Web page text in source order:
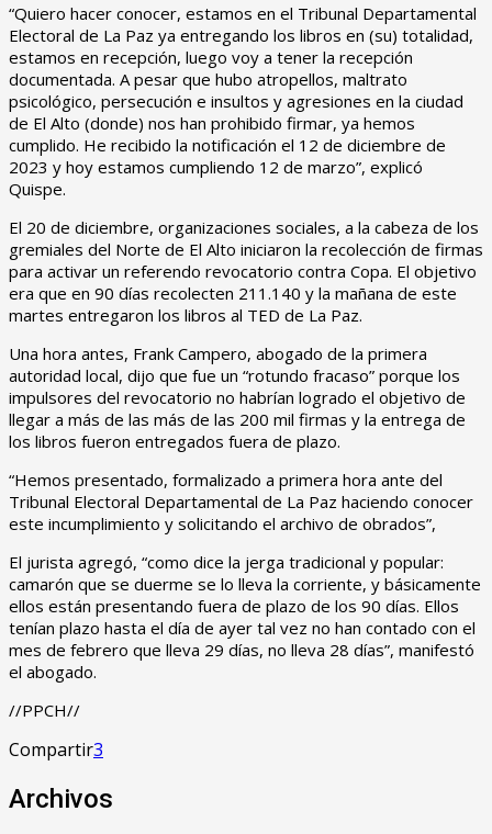
“Quiero hacer conocer, estamos en el Tribunal Departamental
Electoral de La Paz ya entregando los libros en (su) totalidad,
estamos en recepción, luego voy a tener la recepción
documentada. A pesar que hubo atropellos, maltrato
psicológico, persecución e insultos y agresiones en la ciudad
de El Alto (donde) nos han prohibido firmar, ya hemos
cumplido. He recibido la notificación el 12 de diciembre de
2023 y hoy estamos cumpliendo 12 de marzo”, explicó
Quispe.
El 20 de diciembre, organizaciones sociales, a la cabeza de los
gremiales del Norte de El Alto iniciaron la recolección de firmas
para activar un referendo revocatorio contra Copa. El objetivo
era que en 90 días recolecten 211.140 y la mañana de este
martes entregaron los libros al TED de La Paz.
Una hora antes, Frank Campero, abogado de la primera
autoridad local, dijo que fue un “rotundo fracaso” porque los
impulsores del revocatorio no habrían logrado el objetivo de
llegar a más de las más de las 200 mil firmas y la entrega de
los libros fueron entregados fuera de plazo.
“Hemos presentado, formalizado a primera hora ante del
Tribunal Electoral Departamental de La Paz haciendo conocer
este incumplimiento y solicitando el archivo de obrados”,
El jurista agregó, “como dice la jerga tradicional y popular:
camarón que se duerme se lo lleva la corriente, y básicamente
ellos están presentando fuera de plazo de los 90 días. Ellos
tenían plazo hasta el día de ayer tal vez no han contado con el
mes de febrero que lleva 29 días, no lleva 28 días”, manifestó
el abogado.
//PPCH//
Compartir3
Archivos